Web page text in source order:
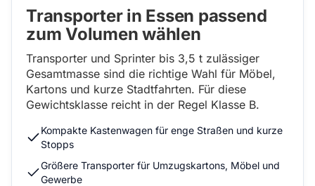
Transporter in Essen passend
zum Volumen wählen
Transporter und Sprinter bis 3,5 t zulässiger
Gesamtmasse sind die richtige Wahl für Möbel,
Kartons und kurze Stadtfahrten. Für diese
Gewichtsklasse reicht in der Regel Klasse B.
Kompakte Kastenwagen für enge Straßen und kurze
Stopps
Größere Transporter für Umzugskartons, Möbel und
Gewerbe